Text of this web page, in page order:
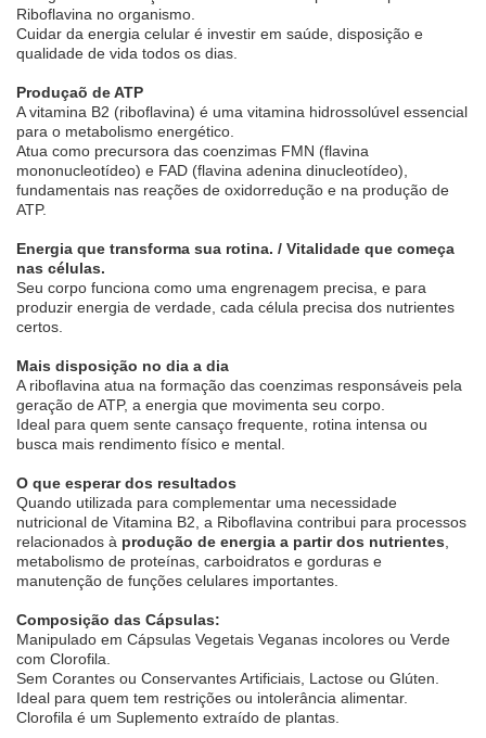
Riboflavina no organismo.
Cuidar da energia celular é investir em saúde, disposição e
qualidade de vida todos os dias.
Produçaõ de ATP
A vitamina B2 (riboflavina) é uma vitamina hidrossolúvel essencial
para o metabolismo energético.
Atua como precursora das coenzimas FMN (flavina
mononucleotídeo) e FAD (flavina adenina dinucleotídeo),
fundamentais nas reações de oxidorredução e na produção de
ATP.
Energia que transforma sua rotina. / Vitalidade que começa
nas células.
Seu corpo funciona como uma engrenagem precisa, e para
produzir energia de verdade, cada célula precisa dos nutrientes
certos.
Mais disposição no dia a dia
A riboflavina atua na formação das coenzimas responsáveis pela
geração de ATP, a energia que movimenta seu corpo.
Ideal para quem sente cansaço frequente, rotina intensa ou
busca mais rendimento físico e mental.
O que esperar dos resultados
Quando utilizada para complementar uma necessidade
nutricional de Vitamina B2, a Riboflavina contribui para processos
relacionados à produção de energia a partir dos nutrientes
metabolismo de proteínas, carboidratos e gorduras e
manutenção de funções celulares importantes.
Composição das Cápsulas:
Manipulado em Cápsulas Vegetais Veganas incolores ou Verde
com Clorofila.
Sem Corantes ou Conservantes Artificiais, Lactose ou Glúten.
Ideal para quem tem restrições ou intolerância alimentar.
Clorofila é um Suplemento extraído de plantas.